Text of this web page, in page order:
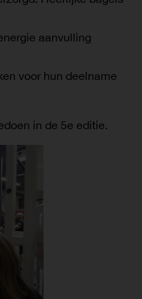
aanvulling
voor hun deelname
in de 5e editie.